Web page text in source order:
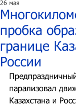
пробка
границе
России
26 мая
парализовал
Казахстана и